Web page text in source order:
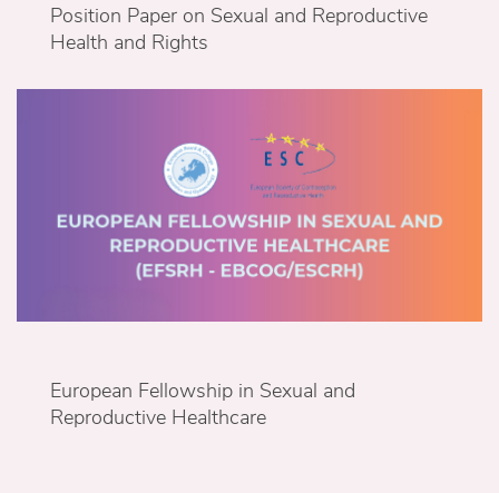
Position Paper on Sexual and Reproductive
Health and Rights
European Fellowship in Sexual and
Reproductive Healthcare